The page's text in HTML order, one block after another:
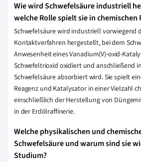
Wie wird Schwefelsäure industriell
welche Rolle spielt sie in chemischen
Schwefelsäure wird industriell vorwiegend
Kontaktverfahren hergestellt, bei dem
Anwesenheit eines Vanadium(V)-oxid-
Schwefeltrioxid oxidiert und anschließend
Schwefelsäure absorbiert wird. Sie spielt
Reagenz und Katalysator in einer Vielzahl
einschließlich der Herstellung von
in der Erdölraffinerie.
Welche physikalischen und
Schwefelsäure und warum sind sie
Studium?